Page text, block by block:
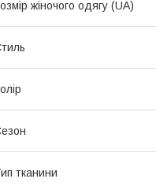
жіночого одягу (UA)
тканини